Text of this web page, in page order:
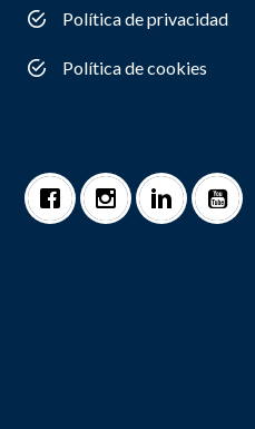
Política de privacidad
Política de cookies